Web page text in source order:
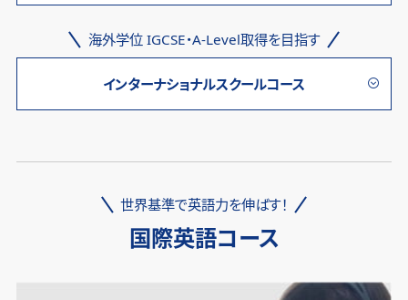
海外学位 IGCSE・A-Level取得を目指す
インターナショナルスクールコース
世界基準で英語力を伸ばす！
国際英語コース